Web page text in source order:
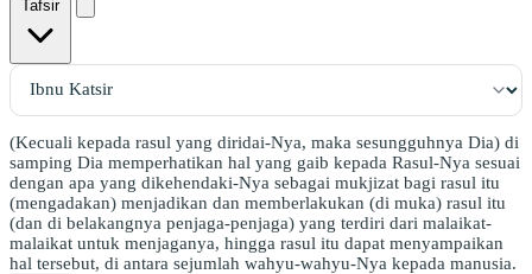
Tafsir
(Kecuali kepada rasul yang diridai-Nya, maka sesungguhnya Dia) di
samping Dia memperhatikan hal yang gaib kepada Rasul-Nya sesuai
dengan apa yang dikehendaki-Nya sebagai mukjizat bagi rasul itu
(mengadakan) menjadikan dan memberlakukan (di muka) rasul itu
(dan di belakangnya penjaga-penjaga) yang terdiri dari malaikat-
malaikat untuk menjaganya, hingga rasul itu dapat menyampaikan
hal tersebut, di antara sejumlah wahyu-wahyu-Nya kepada manusia.